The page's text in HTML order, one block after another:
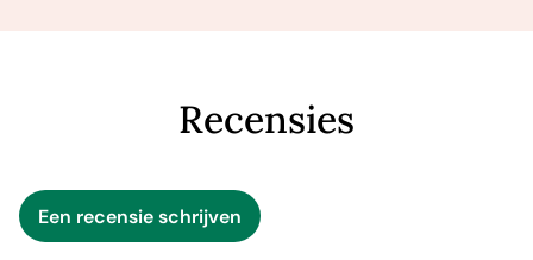
Recensies
Een recensie schrijven